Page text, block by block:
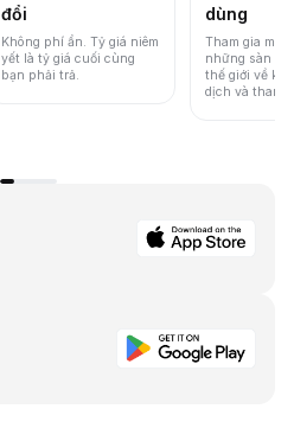
đổi
Không phí ẩn. Tỷ giá niêm
yết là tỷ giá cuối cùng
bạn phải trả.
dùng
Tham gia một
những sàn
thế giới về
dịch và thanh